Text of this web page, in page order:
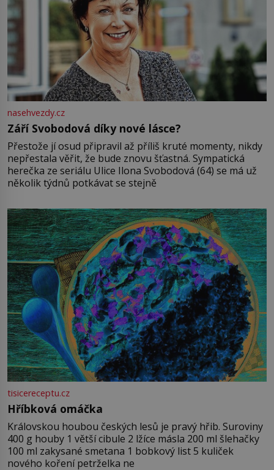
nasehvezdy.cz
Září Svobodová díky nové lásce?
Přestože jí osud připravil až příliš kruté momenty, nikdy
nepřestala věřit, že bude znovu šťastná. Sympatická
herečka ze seriálu Ulice Ilona Svobodová (64) se má už
několik týdnů potkávat se stejně
tisicereceptu.cz
Hříbková omáčka
Královskou houbou českých lesů je pravý hřib. Suroviny
400 g houby 1 větší cibule 2 lžíce másla 200 ml šlehačky
100 ml zakysané smetana 1 bobkový list 5 kuliček
nového koření petrželka ne